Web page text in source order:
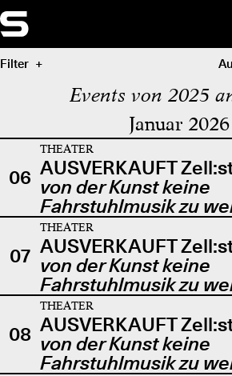
Filter
Events von 2025
Januar 2026
06
THEATER
AUSVERKAUFT
von der Kunst keine
Fahrstuhlmusik zu
07
THEATER
AUSVERKAUFT
von der Kunst keine
Fahrstuhlmusik zu
08
THEATER
AUSVERKAUFT
von der Kunst keine
Fahrstuhlmusik zu